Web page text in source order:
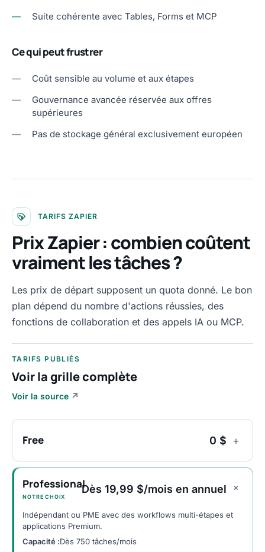
—
Suite cohérente avec Tables, Forms et MCP
Ce qui peut frustrer
—
Coût sensible au volume et aux étapes
—
Gouvernance avancée réservée aux offres
supérieures
—
Pas de stockage général exclusivement européen
TARIFS ZAPIER
Prix Zapier : combien coûtent
vraiment les tâches ?
Les prix de départ supposent un quota donné. Le bon
plan dépend du nombre d'actions réussies, des
fonctions de collaboration et des appels IA ou MCP.
TARIFS PUBLIÉS
Voir la grille complète
Voir la source ↗
Free 0 $ +
Professional
NOTRE CHOIX
Dès 19,99 $/mois en annuel +
Indépendant ou PME avec des workflows multi-étapes et
applications Premium.
Capacité :Dès 750 tâches/mois